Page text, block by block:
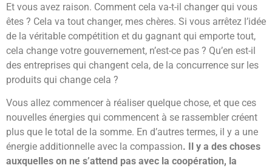
Et vous avez raison. Comment cela va-t-il changer qui vous
êtes ? Cela va tout changer, mes chères. Si vous arrêtez l’idée
de la véritable compétition et du gagnant qui emporte tout,
cela change votre gouvernement, n’est-ce pas ? Qu’en est-il
des entreprises qui changent cela, de la concurrence sur les
produits qui change cela ?
Vous allez commencer à réaliser quelque chose, et que ces
nouvelles énergies qui commencent à se rassembler créent
plus que le total de la somme. En d’autres termes, il y a une
énergie additionnelle avec la compassion. Il y a des choses
auxquelles on ne s’attend pas avec la coopération, la